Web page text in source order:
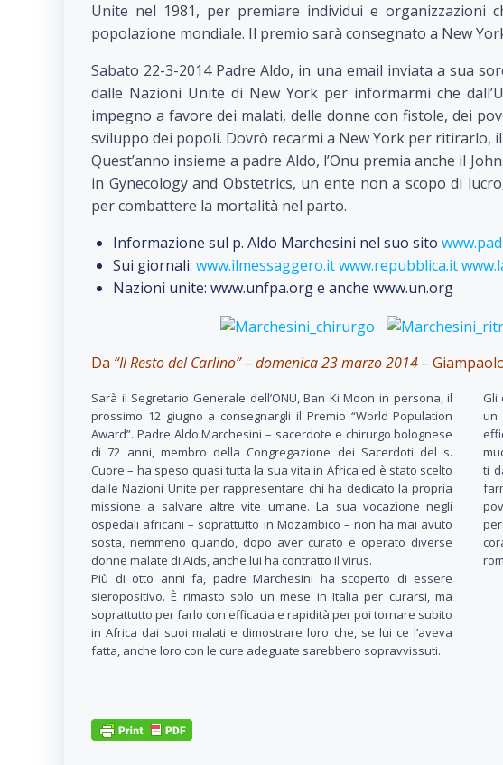
Unite nel 1981, per premiare individui e organizzazioni
popolazione mondiale. Il premio sarà consegnato a New
Sabato 22-3-2014 Padre Aldo, in una email inviata a sua
dalle Nazioni Unite di New York per informarmi che
impegno a favore dei malati, delle donne con fistole, dei
sviluppo dei popoli. Dovrò recarmi a New York per ritirarlo,
Quest’anno insieme a padre Aldo, l’Onu premia anche il
in Gynecology and Obstetrics, un ente non a scopo di
per combattere la mortalità nel parto.
Informazione sul p. Aldo Marchesini nel suo sito
Sui giornali: www.ilmessaggero.itwww.repubblica.it
Nazioni unite: www.unfpa.org e anche www.un.org
Da “Il Resto del Carlino” – domenica 23 marzo 2014 –
Sarà il Segretario Generale dell’ONU, Ban Ki Moon in persona, il
prossimo 12 giugno a consegnargli il Premio “World Population
Award”. Padre Aldo Marchesini – sacerdote e chirurgo bolognese
di 72 anni, membro della Congregazione dei Sacerdoti del s.
Cuore – ha speso quasi tutta la sua vita in Africa ed è stato scelto
dalle Nazioni Unite per rappresentare chi ha dedicato la propria
missione a salvare altre vite umane. La sua vocazione negli
ospedali africani – soprattutto in Mozambico – non ha mai avuto
sosta, nemmeno quando, dopo aver curato e operato diverse
donne malate di Aids, anche lui ha contratto il virus.
Più di otto anni fa, padre Marchesini ha scoperto di essere
sieropositivo. È rimasto solo un mese in Italia per curarsi, ma
soprattutto per farlo con efficacia e rapidità per poi tornare subito
in Africa dai suoi malati e dimostrare loro che, se lui ce l’aveva
fatta, anche loro con le cure adeguate sarebbero sopravvissuti.
Gli
un
ti